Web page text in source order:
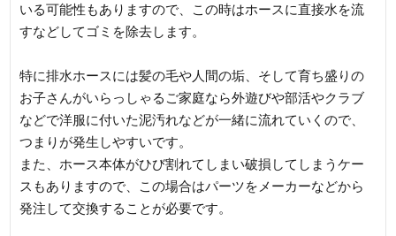
いる可能性もありますので、この時はホースに直接水を流
すなどしてゴミを除去します。
特に排水ホースには髪の毛や人間の垢、そして育ち盛りの
お子さんがいらっしゃるご家庭なら外遊びや部活やクラブ
などで洋服に付いた泥汚れなどが一緒に流れていくので、
つまりが発生しやすいです。
また、ホース本体がひび割れてしまい破損してしまうケー
スもありますので、この場合はパーツをメーカーなどから
発注して交換することが必要です。